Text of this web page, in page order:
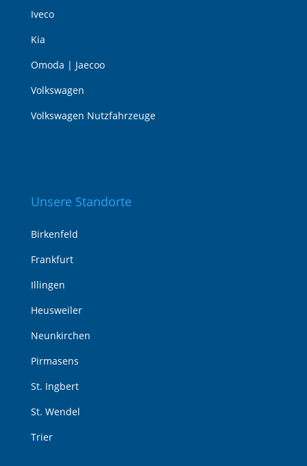
Iveco
Kia
Omoda | Jaecoo
Volkswagen
Volkswagen Nutzfahrzeuge
Unsere Standorte
Birkenfeld
Frankfurt
Illingen
Heusweiler
Neunkirchen
Pirmasens
St. Ingbert
St. Wendel
Trier